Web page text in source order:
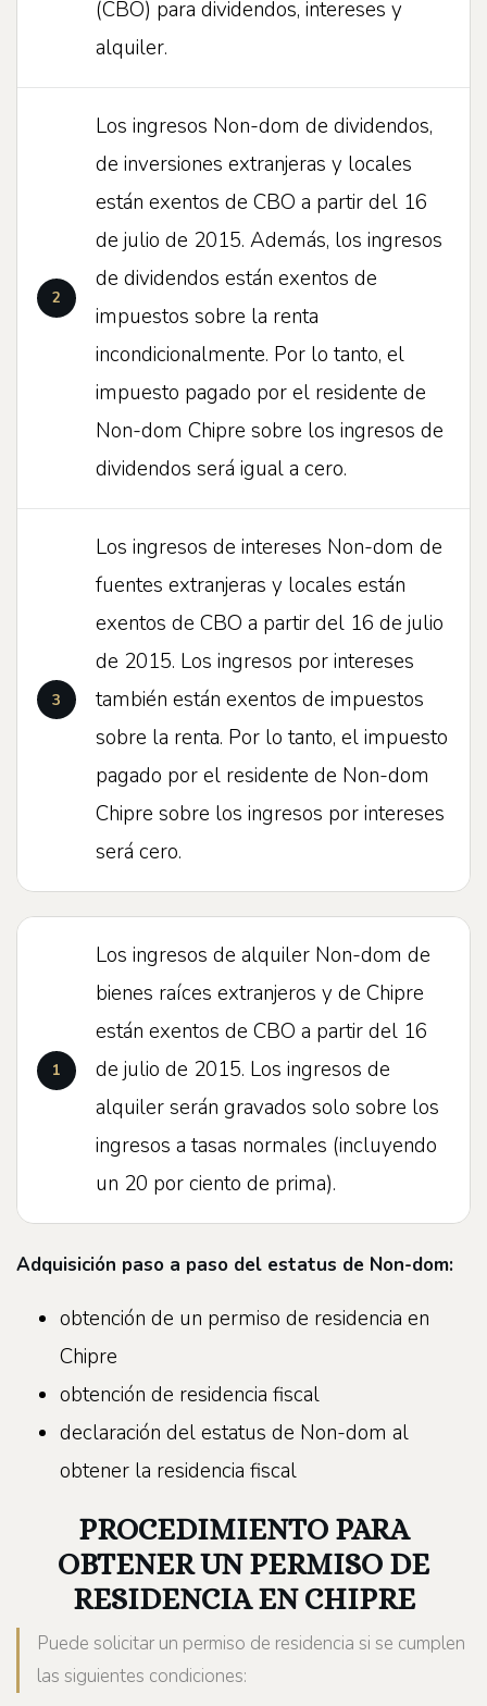
(CBO) para dividendos, intereses y
alquiler.
Los ingresos Non-dom de dividendos,
de inversiones extranjeras y locales
están exentos de CBO a partir del 16
de julio de 2015. Además, los ingresos
de dividendos están exentos de
impuestos sobre la renta
incondicionalmente. Por lo tanto, el
impuesto pagado por el residente de
Non-dom Chipre sobre los ingresos de
dividendos será igual a cero.
Los ingresos de intereses Non-dom de
fuentes extranjeras y locales están
exentos de CBO a partir del 16 de julio
de 2015. Los ingresos por intereses
también están exentos de impuestos
sobre la renta. Por lo tanto, el impuesto
pagado por el residente de Non-dom
Chipre sobre los ingresos por intereses
será cero.
Los ingresos de alquiler Non-dom de
bienes raíces extranjeros y de Chipre
están exentos de CBO a partir del 16
de julio de 2015. Los ingresos de
alquiler serán gravados solo sobre los
ingresos a tasas normales (incluyendo
un 20 por ciento de prima).
Adquisición paso a paso del estatus de Non-dom:
obtención de un permiso de residencia en
Chipre
obtención de residencia fiscal
declaración del estatus de Non-dom al
obtener la residencia fiscal
PROCEDIMIENTO PARA
OBTENER UN PERMISO DE
RESIDENCIA EN CHIPRE
Puede solicitar un permiso de residencia si se cumplen
las siguientes condiciones: